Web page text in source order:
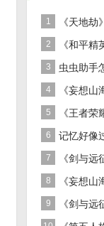
1
《天地
关攻略
2
《和平
新资源点推荐
3 虫虫助手
4
《妄想
集分布地点
5
《王者
女娲敦煌联
6
记忆好像
是什么歌 歌
为我停留
7
《剑与
尔技能详细介
8
《妄想
法介绍
9
《剑与